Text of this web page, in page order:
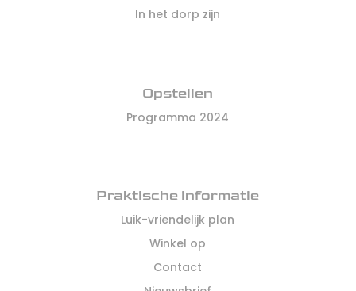
In het dorp zijn
Opstellen
Programma 2024
Praktische informatie
Luik-vriendelijk plan
Winkel op
Contact